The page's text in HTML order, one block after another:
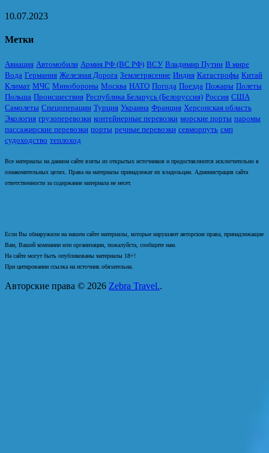
10.07.2023
Метки
Авиация Автомобили Армия РФ (ВС РФ) ВСУ Владимир Путин В мире
Вода Германия Железная Дорога Землетрясение Индия Катастрофы Китай
Климат МЧС Минобороны Москва НАТО Погода Поезда Пожары Полеты
Польша Происшествия Республика Беларусь (Белоруссия) Россия США
Самолеты Спецоперации Турция Украина Франция Херсонская область
Экология грузоперевозки контейнерные перевозки морские порты паромы
пассажирские перевозки порты речные перевозки севморпуть смп
судоходство теплоход
Все материалы на данном сайте взяты из открытых источников и предоставляются исключительно в
ознакомительных целях. Права на материалы принадлежат их владельцам. Администрация сайта
ответственности за содержание материала не несет.
Если Вы обнаружили на нашем сайте материалы, которые нарушают авторские права, принадлежащие
Вам, Вашей компании или организации, пожалуйста, сообщите нам.
На сайте могут быть опубликованы материалы 18+!
При цитировании ссылка на источник обязательна.
Авторские права © 2026 Zebra Travel..